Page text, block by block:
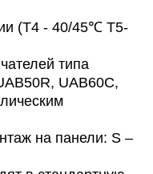
(T4 - 40/45℃ T5-
типа
50R, UAB60C,
на панели: S –